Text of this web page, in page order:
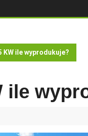
KW ile wyprodukuje?
ile